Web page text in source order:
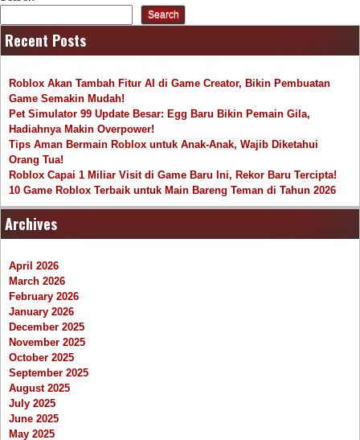
Search
Recent Posts
Roblox Akan Tambah Fitur AI di Game Creator, Bikin Pembuatan
Game Semakin Mudah!
Pet Simulator 99 Update Besar: Egg Baru Bikin Pemain Gila,
Hadiahnya Makin Overpower!
Tips Aman Bermain Roblox untuk Anak-Anak, Wajib Diketahui
Orang Tua!
Roblox Capai 1 Miliar Visit di Game Baru Ini, Rekor Baru Tercipta!
10 Game Roblox Terbaik untuk Main Bareng Teman di Tahun 2026
Archives
April 2026
March 2026
February 2026
January 2026
December 2025
November 2025
October 2025
September 2025
August 2025
July 2025
June 2025
May 2025